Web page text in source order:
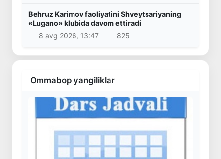
Behruz Karimov faoliyatini Shveytsariyaning
«Lugano» klubida davom ettiradi
8 avg 2026, 13:47
825
Ommabop yangiliklar